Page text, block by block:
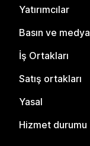
Yatırımcılar
Basın ve medya
İş Ortakları
Satış ortakları
Yasal
Hizmet durumu